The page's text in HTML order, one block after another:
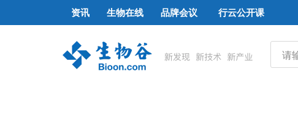
资讯 生物在线 品牌会议 行云公开课